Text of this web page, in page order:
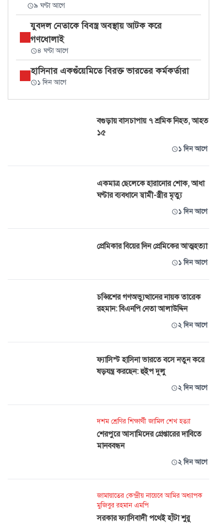
৯ ঘণ্টা আগে
যুবদল নেতাকে বিবস্ত্র অবস্থায় আটক করে
গণধোলাই
৪ ঘণ্টা আগে
হাসিনার একগুঁয়েমিতে বিরক্ত ভারতের কর্মকর্তারা
১ দিন আগে
বগুড়ায় বাসচাপায় ৭ শ্রমিক নিহত, আহত
১৫
১ দিন আগে
একমাত্র ছেলেকে হারানোর শোক, আধা
ঘণ্টার ব্যবধানে স্বামী-স্ত্রীর মৃত্যু
১ দিন আগে
প্রেমিকার বিয়ের দিন প্রেমিকের আত্মহত্যা
১ দিন আগে
চব্বিশের গণঅভ্যুত্থানের নায়ক তারেক
রহমান: বিএনপি নেতা আলাউদ্দিন
২ দিন আগে
ফ্যাসিস্ট হাসিনা ভারতে বসে নতুন করে
ষড়যন্ত্র করছেন: হুইপ দুলু
২ দিন আগে
দশম শ্রেণির শিক্ষার্থী জামিল শেখ হত্যা
শেরপুরে আসামিদের গ্রেপ্তারের দাবিতে
মানববন্ধন
২ দিন আগে
জামায়াতের কেন্দ্রীয় নায়েবে আমির অধ্যাপক
মুজিবুর রহমান এমপি
সরকার ফ্যাসিবাদী পথেই হাঁটা শুরু